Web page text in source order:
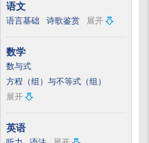
语文
语言基础 诗歌鉴赏 展开
数学
数与式
方程（组）与不等式（组）
展开
英语